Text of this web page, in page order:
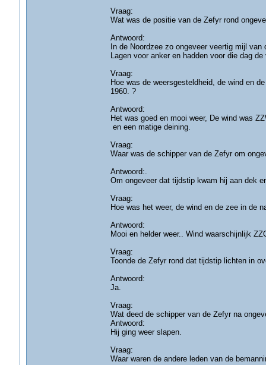
Vraag:
Wat was de positie van de Zefyr rond
Antwoord:
In de Noordzee zo ongeveer veertig mijl
Lagen voor anker en hadden voor die dag
Vraag:
Hoe was de weersgesteldheid, de wind en
1960. ?
Antwoord:
Het was goed en mooi weer, De wind was
en een matige deining.
Vraag:
Waar was de schipper van de Zefyr om
Antwoord:.
Om ongeveer dat tijdstip kwam hij aan dek
Vraag:
Hoe was het weer, de wind en de zee in de
Antwoord:
Mooi en helder weer.. Wind waarschijnlijk
Vraag:
Toonde de Zefyr rond dat tijdstip lichten in
Antwoord:
Ja.
Vraag:
Wat deed de schipper van de Zefyr na
Antwoord:
Hij ging weer slapen.
Vraag:
Waar waren de andere leden van de